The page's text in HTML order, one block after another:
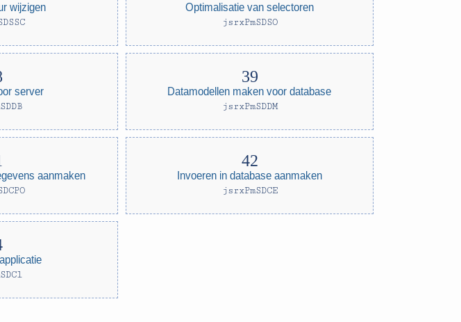
wijzigen Optimalisatie van selectoren
jsrxPmSDSO
server Datamodellen maken voor database
jsrxPmSDDM
aanmaken Invoeren in database aanmaken
jsrxPmSDCE